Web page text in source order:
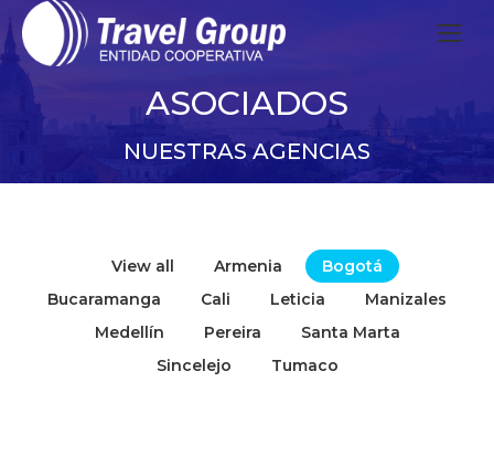
ASOCIADOS
NUESTRAS AGENCIAS
View all Armenia
Bogotá
Bucaramanga
Cali Leticia
Manizales
Medellín
Pereira
Santa Marta
Sincelejo
Tumaco